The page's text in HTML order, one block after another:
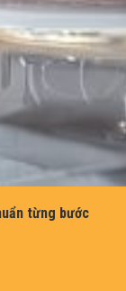
từng bước